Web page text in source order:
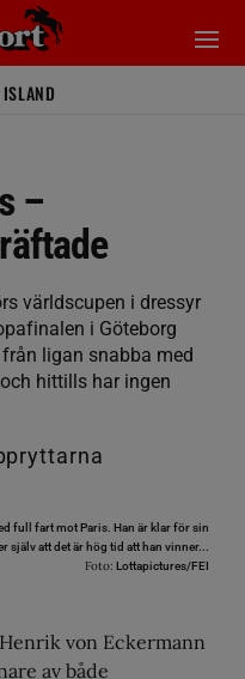
ISLAND
–
världscupen i dressyr
i Göteborg
ligan snabba med
hittills har ingen
full fart mot Paris. Han är klar för sin
att det är hög tid att han vinner...
Foto: Lottapictures/FEI
von Eckermann
av både